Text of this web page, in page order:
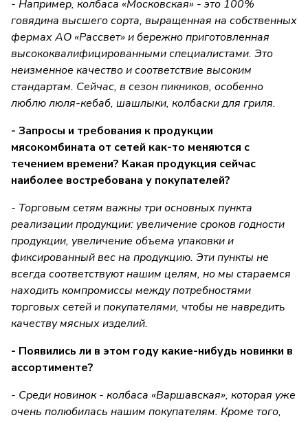
- Например, колбаса «Московская» - это 100%
говядина высшего сорта, выращенная на собственных
фермах АО «Рассвет» и бережно приготовленная
высококвалифицированными специалистами. Это
неизменное качество и соответствие высоким
стандартам. Сейчас, в сезон пикников, особенно
люблю люля-кебаб, шашлыки, колбаски для гриля.
- Запросы и требования к продукции
мясокомбината от сетей как-то меняются с
течением времени? Какая продукция сейчас
наиболее востребована у покупателей?
- Торговым сетям важны три основных пункта
реализации продукции: увеличение сроков годности
продукции, увеличение объема упаковки и
фиксированный вес на продукцию. Эти пункты не
всегда соответствуют нашим целям, но мы стараемся
находить компромиссы между потребностями
торговых сетей и покупателями, чтобы не навредить
качеству мясных изделий.
- Появились ли в этом году какие-нибудь новинки в
ассортименте?
- Среди новинок - колбаса «Варшавская», которая уже
очень полюбилась нашим покупателям. Кроме того,